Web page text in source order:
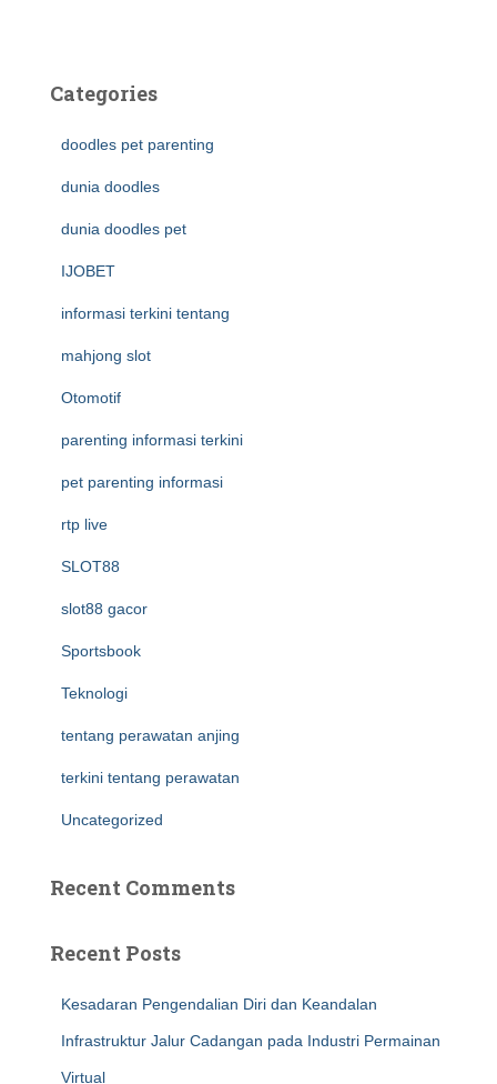
Categories
doodles pet parenting
dunia doodles
dunia doodles pet
IJOBET
informasi terkini tentang
mahjong slot
Otomotif
parenting informasi terkini
pet parenting informasi
rtp live
SLOT88
slot88 gacor
Sportsbook
Teknologi
tentang perawatan anjing
terkini tentang perawatan
Uncategorized
Recent Comments
Recent Posts
Kesadaran Pengendalian Diri dan Keandalan
Infrastruktur Jalur Cadangan pada Industri Permainan
Virtual